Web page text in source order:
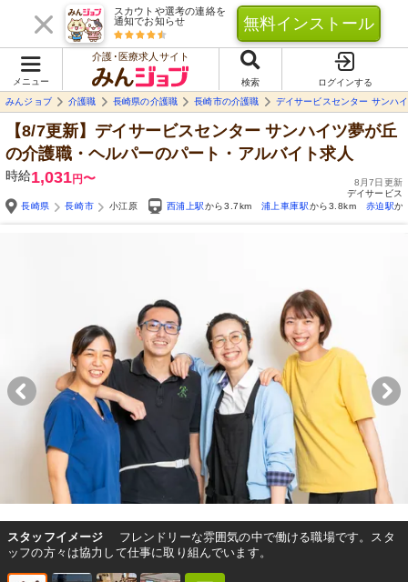
スカウトや選考の連絡を
通知でお知らせ
無料インストール
メニュー
介護･医療求人サイト
検索
ログインする
みんジョブ
介護職 長崎県の介護職 長崎市の介護職 デイサービスセンター サンハ
【8/7更新】デイサービスセンター サンハイツ夢が丘
の介護職・ヘルパーのパート・アルバイト求人
時給1,031円〜
8月7日更新
デイサービス
長崎県
長崎市 小江原 西浦上駅から3.7km 浦上車庫駅から3.8km 赤迫駅か
スタッフイメージ
フレンドリーな雰囲気の中で働ける職場です。スタ
ッフの方々は協力して仕事に取り組んでいます。